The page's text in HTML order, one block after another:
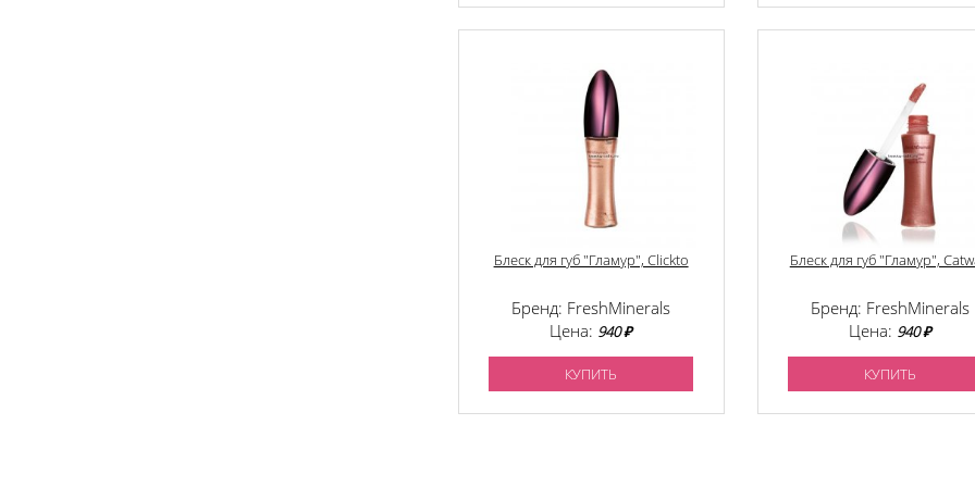
Блеск для губ "Гламур", Clickto
Бренд: FreshMinerals
Цена: 940 ₽
КУПИТЬ
Блеск для губ "Гламур",
Бренд: FreshMinerals
Цена: 940 ₽
КУПИТЬ